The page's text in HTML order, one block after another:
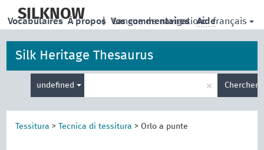
main
SILKNOW | Langue de navigation: français
Vocabulaires À propos Vos commentaires Aide
Silk Heritage Thesaurus
undefined
de
recherche
× Chercher
Tessitura > Tecnica di tessitura > Orlo a punte